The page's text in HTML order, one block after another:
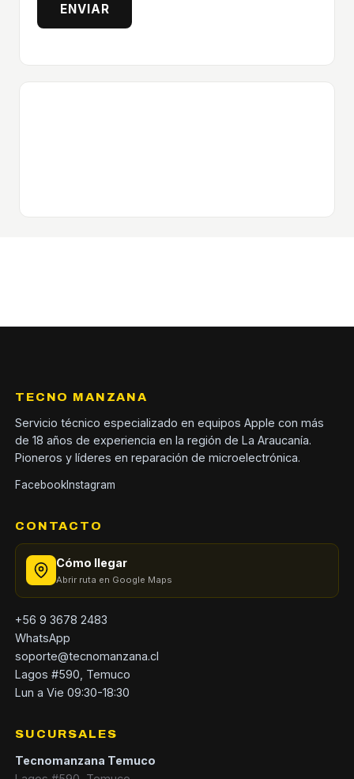
ENVIAR
TECNO MANZANA
Servicio técnico especializado en equipos Apple con más
de 18 años de experiencia en la región de La Araucanía.
Pioneros y líderes en reparación de microelectrónica.
FacebookInstagram
CONTACTO
Cómo llegar
Abrir ruta en Google Maps
+56 9 3678 2483
WhatsApp
soporte@tecnomanzana.cl
Lagos #590, Temuco
Lun a Vie 09:30-18:30
SUCURSALES
Tecnomanzana Temuco